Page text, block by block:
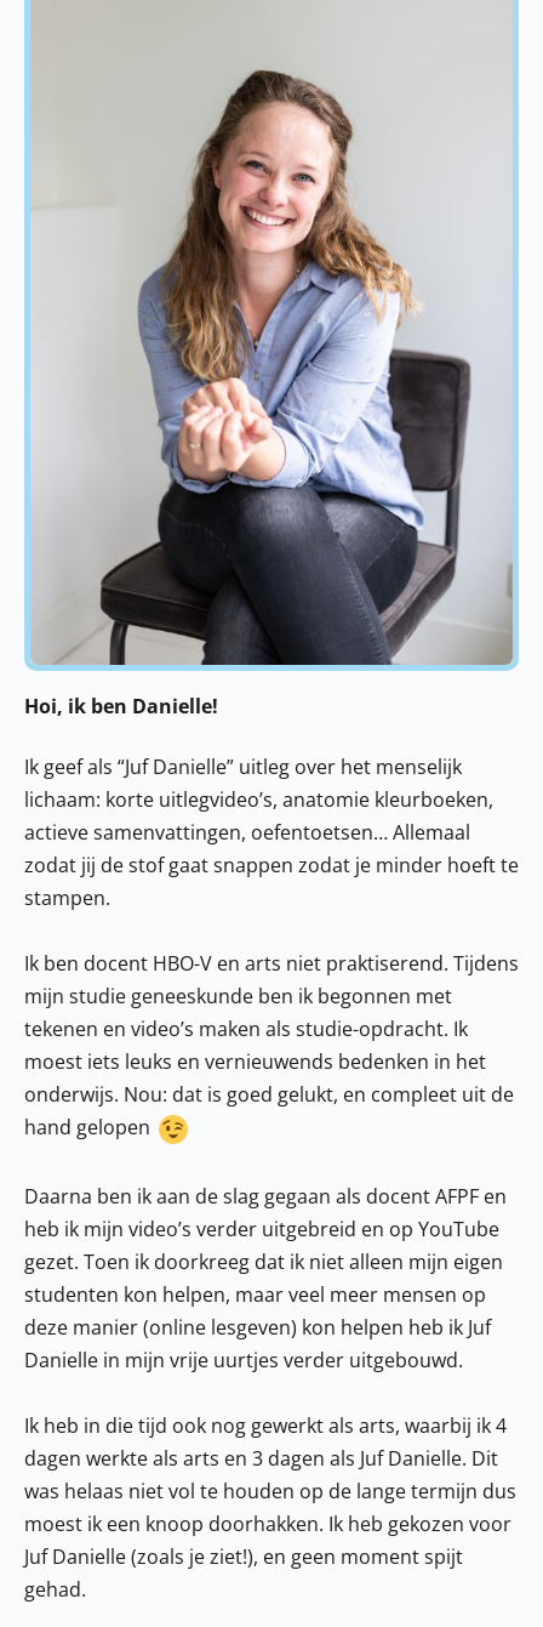
Hoi, ik ben Danielle!
Ik geef als “Juf Danielle” uitleg over het menselijk
lichaam: korte uitlegvideo’s, anatomie kleurboeken,
actieve samenvattingen, oefentoetsen… Allemaal
zodat jij de stof gaat snappen zodat je minder hoeft te
stampen.
Ik ben docent HBO-V en arts niet praktiserend. Tijdens
mijn studie geneeskunde ben ik begonnen met
tekenen en video’s maken als studie-opdracht. Ik
moest iets leuks en vernieuwends bedenken in het
onderwijs. Nou: dat is goed gelukt, en compleet uit de
hand gelopen
Daarna ben ik aan de slag gegaan als docent AFPF en
heb ik mijn video’s verder uitgebreid en op YouTube
gezet. Toen ik doorkreeg dat ik niet alleen mijn eigen
studenten kon helpen, maar veel meer mensen op
deze manier (online lesgeven) kon helpen heb ik Juf
Danielle in mijn vrije uurtjes verder uitgebouwd.
Ik heb in die tijd ook nog gewerkt als arts, waarbij ik 4
dagen werkte als arts en 3 dagen als Juf Danielle. Dit
was helaas niet vol te houden op de lange termijn dus
moest ik een knoop doorhakken. Ik heb gekozen voor
Juf Danielle (zoals je ziet!), en geen moment spijt
gehad.